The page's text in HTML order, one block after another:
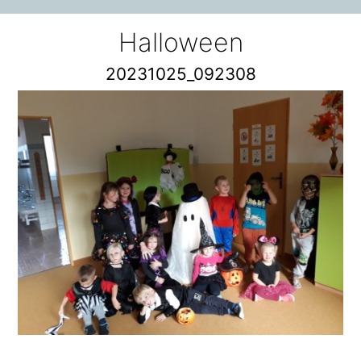
Halloween
20231025_092308